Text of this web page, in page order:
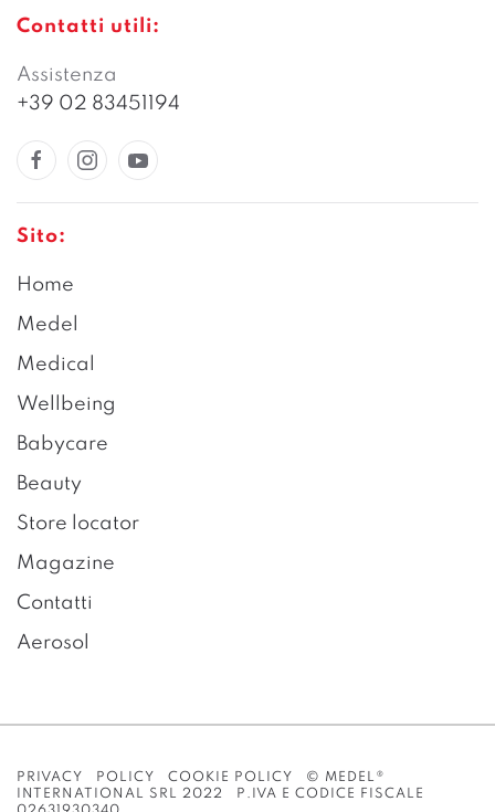
Contatti utili:
Assistenza
+39 02 83451194
Sito:
Home
Medel
Medical
Wellbeing
Babycare
Beauty
Store locator
Magazine
Contatti
Aerosol
PRIVACY POLICY COOKIE POLICY
© MEDEL®
INTERNATIONAL SRL 2022 P.IVA E CODICE FISCALE